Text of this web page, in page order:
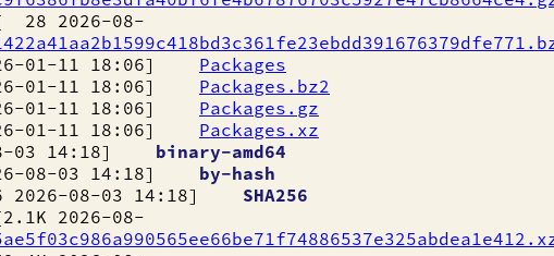
08-
11 18:06] Packages
11 18:06] Packages.bz2
11 18:06] Packages.gz
11 18:06] Packages.xz
14:18] binary-amd64
03 14:18] by-hash
08-03 14:18] SHA256
08-